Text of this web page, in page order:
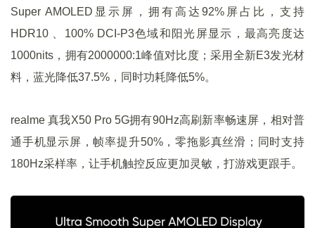
Super AMOLED显示屏，拥有高达92%屏占比，支持
HDR10 、100% DCI-P3色域和阳光屏显示，最高亮度达
1000nits，拥有2000000:1峰值对比度；采用全新E3发光材
料，蓝光降低37.5%，同时功耗降低5%。
realme 真我X50 Pro 5G拥有90Hz高刷新率畅速屏，相对普
通手机显示屏，帧率提升50%，零拖影真丝滑；同时支持
180Hz采样率，让手机触控反应更加灵敏，打游戏更跟手。